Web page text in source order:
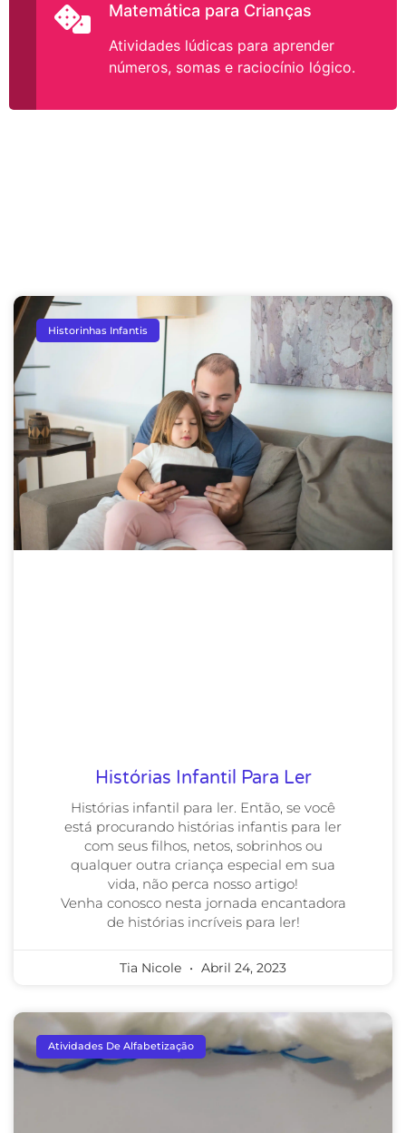
Matemática para Crianças
Atividades lúdicas para aprender
números, somas e raciocínio lógico.
Historinhas Infantis
Histórias Infantil Para Ler
Histórias infantil para ler. Então, se você
está procurando histórias infantis para ler
com seus filhos, netos, sobrinhos ou
qualquer outra criança especial em sua
vida, não perca nosso artigo!
Venha conosco nesta jornada encantadora
de histórias incríveis para ler!
Tia Nicole Abril 24, 2023
Atividades De Alfabetização